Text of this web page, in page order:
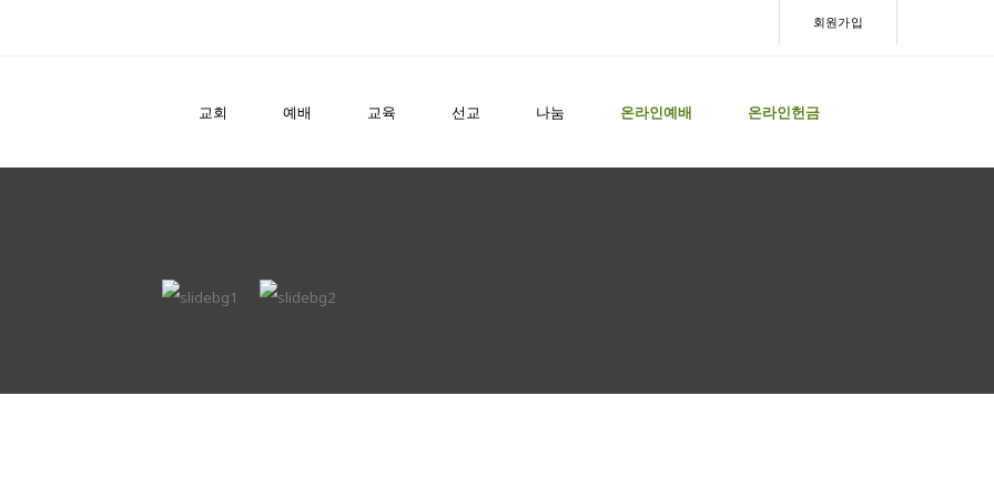
회원가입
교회 예배 교육 선교 나눔 온라인예배 온라인헌금